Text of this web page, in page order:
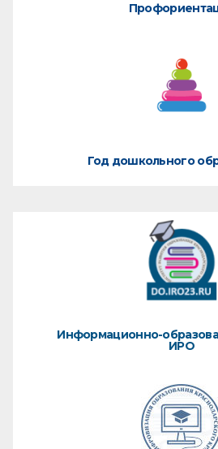
Год дошкольного
Информационно-
ИРО